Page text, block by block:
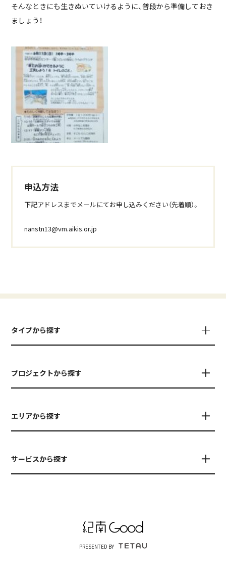
そんなときにも生きぬいていけるように、普段から準備しておき
ましょう！
申込方法
下記アドレスまでメールにてお申し込みください（先着順）。
nanstn13@vm.aikis.or.jp
タイプから探す
プロジェクトから探す
エリアから探す
サービスから探す
PRESENTED BY